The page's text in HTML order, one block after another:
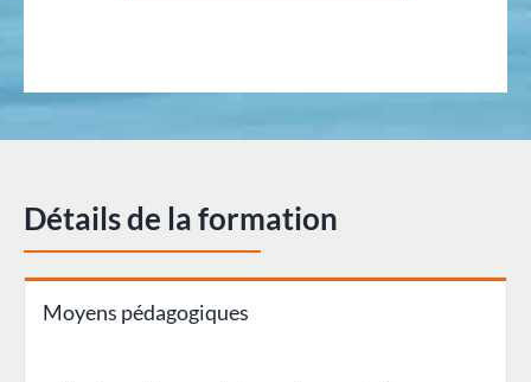
Détails de la formation
Moyens pédagogiques